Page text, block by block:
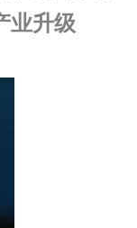
业升级